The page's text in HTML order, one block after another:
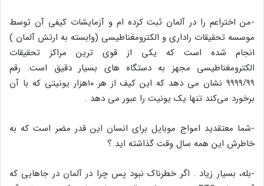
-من اختراعم را در آلمان ثبت کرده ام و آزمایشات کیفی آن توسط
موسسه تحقیقات راداری و الکترومغناطیسی (وابسته به ارتش آلمان )
انجام شده است که یکی از قوی ترین مراکز تحقیقات
الکترومغناطیسی مجهز به دستگاه های بسیار دقیق است. رقم
۹۹۹۹/۹۹ نشان می دهد که این کیف از هر ۱۰هزار یونیتی که با آن
برخورد می‌کند تنها یک یونیت را عبور می دهد .
-شما معتقدید امواج موبایل برای انسان این قدر مضر است که به
خاطرش این همه سال وقت گذاشته اید ؟
-بله، بسیار زیاد . اگر خطرناک نبود پس چرا در آلمان در جاهایی که